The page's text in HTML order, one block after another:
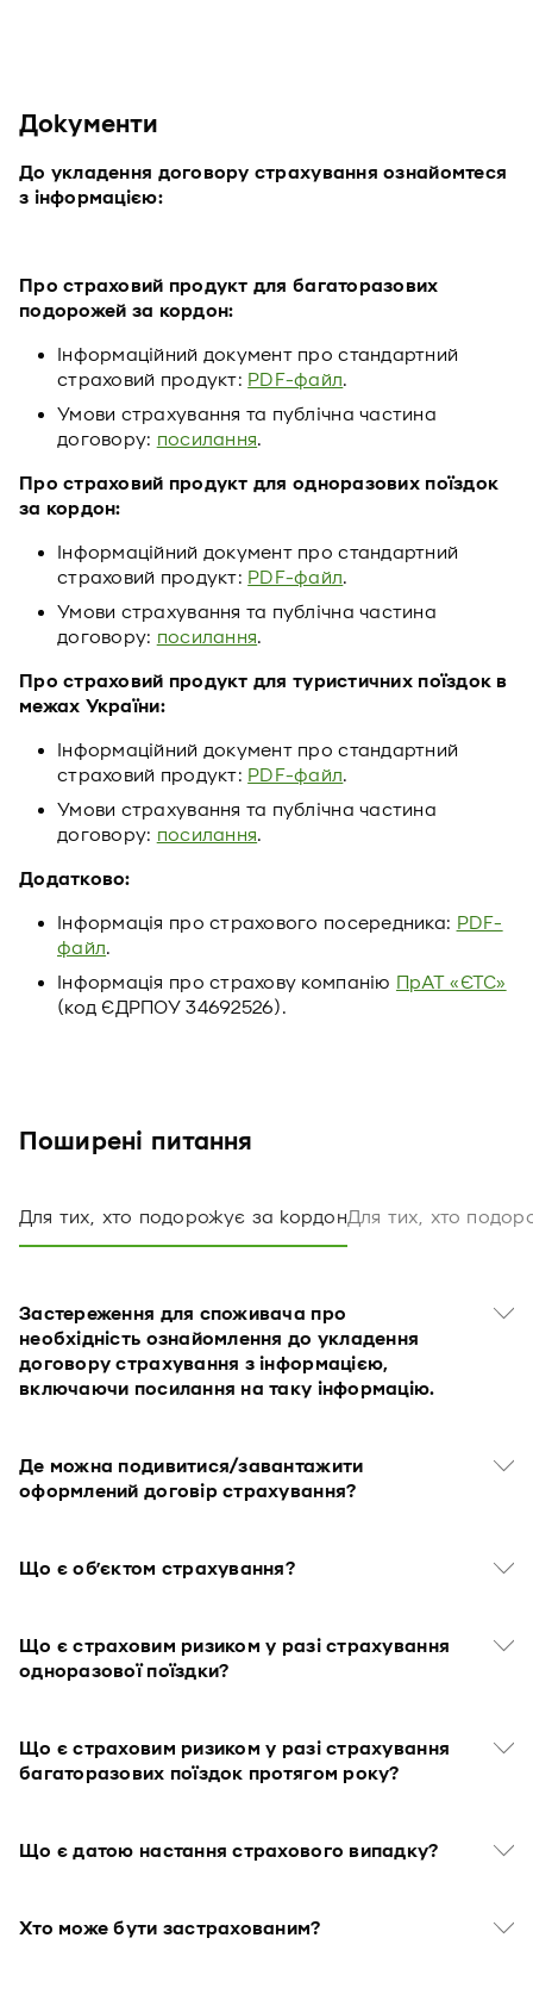
Документи
До укладення договору страхування ознайомтеся
з інформацією:
Про страховий продукт для багаторазових
подорожей за кордон:
Інформаційний документ про стандартний
страховий продукт: PDF-файл.
Умови страхування та публічна частина
договору: посилання.
Про страховий продукт для одноразових поїздок
за кордон:
Інформаційний документ про стандартний
страховий продукт: PDF-файл.
Умови страхування та публічна частина
договору: посилання.
Про страховий продукт для туристичних поїздок в
межах України:
Інформаційний документ про стандартний
страховий продукт: PDF-файл.
Умови страхування та публічна частина
договору: посилання.
Додатково:
Інформація про страхового посередника: PDF-
файл.
Інформація про страхову компанію ПрАТ «ЄТС»
(код ЄДРПОУ 34692526).
Поширені питання
Для тих, хто подорожує за кордонДля тих, хто
Застереження для споживача про
необхідність ознайомлення до укладення
договору страхування з інформацією,
включаючи посилання на таку інформацію.
Де можна подивитися/завантажити
оформлений договір страхування?
Що є об’єктом страхування?
Що є страховим ризиком у разі страхування
одноразової поїздки?
Що є страховим ризиком у разі страхування
багаторазових поїздок протягом року?
Що є датою настання страхового випадку?
Хто може бути застрахованим?